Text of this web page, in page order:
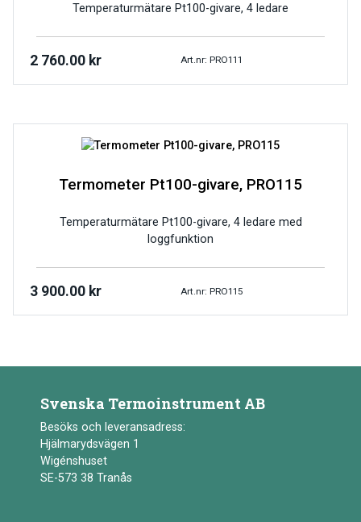
Temperaturmätare Pt100-givare, 4 ledare
2 760.00 kr Art.nr: PRO111
Termometer Pt100-givare, PRO115
Temperaturmätare Pt100-givare, 4 ledare med
loggfunktion
3 900.00 kr Art.nr: PRO115
Svenska Termoinstrument AB
Besöks och leveransadress:
Hjälmarydsvägen 1
Wigénshuset
SE-573 38 Tranås